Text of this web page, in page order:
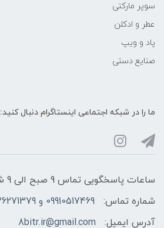
سوپر مارکتی
عطر و ادکلن
پاد و ویپ
صنایع دستی
ما را در شبکه‌ اجتماعی اینستاگرام دنبال کنید:
ساعات پاسخگویی تماس 9 صبح الی 9 شب
شماره تماس:
09910517469 و 09336271379
آدرس ایمیل:
8bitr.ir@gmail.com